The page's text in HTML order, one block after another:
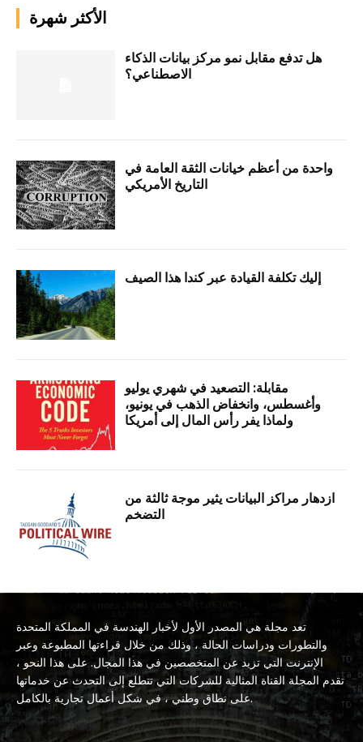
الأكثر شهرة
هل تدفع مقابل نمو مركز بيانات الذكاء
الاصطناعي؟
واحدة من أعظم خيانات الثقة العامة في
التاريخ الأمريكي
إليك تكلفة القيادة عبر كندا هذا الصيف
مقابلة: التصعيد في شهري يوليو
وأغسطس، وانخفاض الذهب في يونيو،
ولماذا يفر رأس المال إلى أمريكا
ازدهار مراكز البيانات يثير موجة ثالثة من
التضخم
تعد مجلة هي المصدر الأول لأخبار الهندسة في المملكة المتحدة
والتطورات ودراسات الحالة ، وذلك من خلال قراءتها المطبوعة وعبر
الإنترنت التي تزيد عن المتخصصين في هذا المجال. على هذا النحو ،
تقدم المجلة القناة المثالية للشركات التي تتطلع إلى التحدث عن خدماتها
على نطاق وطني ، في شكل أعمال تجارية بالكامل.